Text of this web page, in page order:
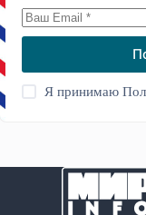
Я принимаю